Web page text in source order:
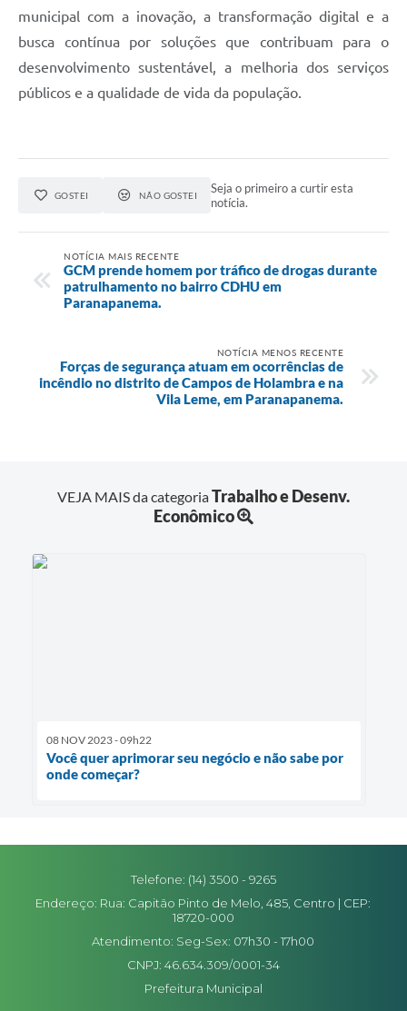
municipal com a inovação, a transformação digital e a
busca contínua por soluções que contribuam para o
desenvolvimento sustentável, a melhoria dos serviços
públicos e a qualidade de vida da população.
GOSTEI NÃO GOSTEI
Seja o primeiro a curtir esta
notícia.
NOTÍCIA MAIS RECENTE
GCM prende homem por tráfico de drogas durante
patrulhamento no bairro CDHU em
Paranapanema.
NOTÍCIA MENOS RECENTE
Forças de segurança atuam em ocorrências de
incêndio no distrito de Campos de Holambra e na
Vila Leme, em Paranapanema.
VEJA MAIS da categoriaTrabalho e Desenv.
Econômico
08 NOV 2023 - 09h22
Você quer aprimorar seu negócio e não sabe por
onde começar?
Telefone: (14) 3500 - 9265
Endereço: Rua: Capitão Pinto de Melo, 485, Centro | CEP:
18720-000
Atendimento: Seg-Sex: 07h30 - 17h00
CNPJ: 46.634.309/0001-34
Prefeitura Municipal